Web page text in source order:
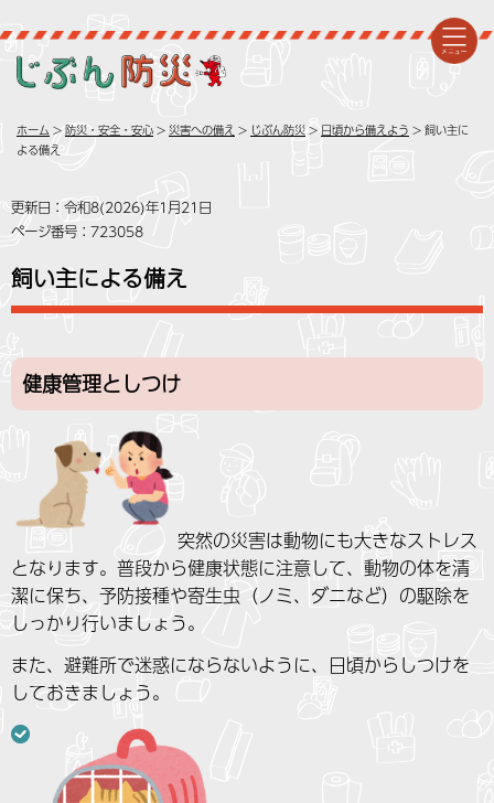
ホーム>防災・安全・安心>災害への備え> じぶん防災> 日頃から備えよう > 飼い主に
よる備え
更新日：令和8(2026)年1月21日
ページ番号：723058
飼い主による備え
健康管理としつけ
突然の災害は動物にも大きなストレス
となります。普段から健康状態に注意して、動物の体を清
潔に保ち、予防接種や寄生虫（ノミ、ダニなど）の駆除を
しっかり行いましょう。
また、避難所で迷惑にならないように、日頃からしつけを
しておきましょう。